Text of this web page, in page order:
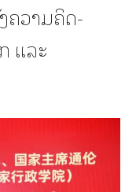
ຄວາມຄິດ-
ແລະ